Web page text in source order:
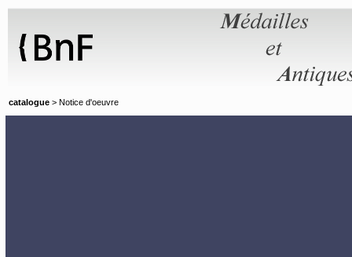
catalogue > Notice d'oeuvre